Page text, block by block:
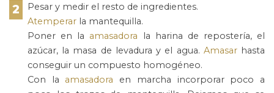
2
Pesar y medir el resto de ingredientes.
Atemperar la mantequilla.
Poner en la amasadora la harina de repostería, el
azúcar, la masa de levadura y el agua. Amasarhasta
conseguir un compuesto homogéneo.
Con la amasadora en marcha incorporar poco a